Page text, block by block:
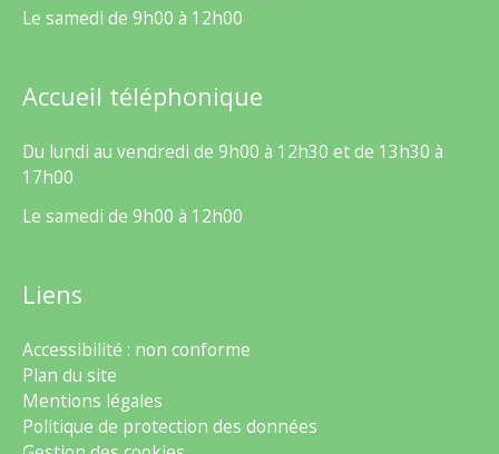
Le samedi de 9h00 à 12h00
Accueil téléphonique
Du lundi au vendredi de 9h00 à 12h30 et de 13h30 à
17h00
Le samedi de 9h00 à 12h00
Liens
Accessibilité : non conforme
Plan du site
Mentions légales
Politique de protection des données